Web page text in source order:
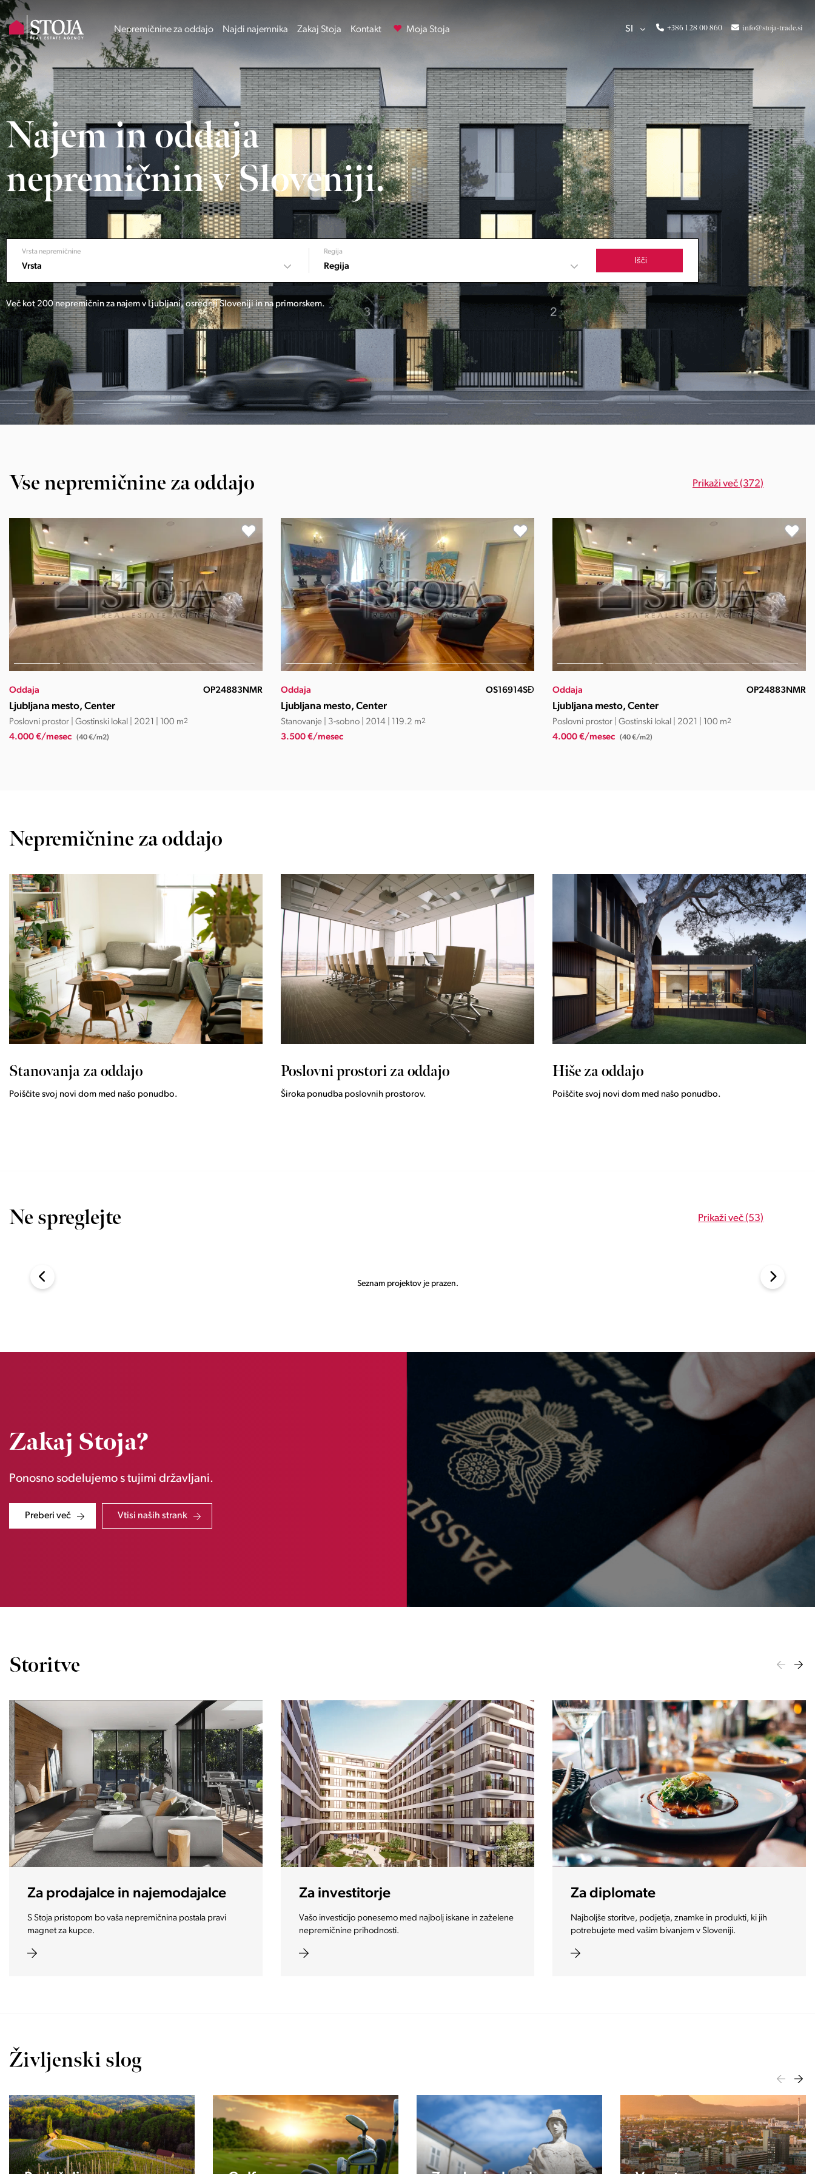
Nepremičnine za oddajo Najdi najemnika Zakaj Stoja Kontakt Moja Stoja SI +386 1 28 00 860 info@stoja-trade.si
Najem in oddaja
nepremičnin v Sloveniji.
Vrsta nepremičnine
Vrsta
Regija
Regija
Išči
Več kot 200 nepremičnin za najem v Ljubljani, osrednji Sloveniji in na primorskem.
Vse nepremičnine za oddajo Prikaži več (372)
Oddaja OS16914SĐ
Ljubljana mesto, Center
Stanovanje | 3-sobno | 2014 | 119.2 m2
3.500 €/mesec
Oddaja OP24883NMR
Ljubljana mesto, Center
Poslovni prostor | Gostinski lokal | 2021 | 100 m
4.000 €/mesec
Oddaja OS16914SĐ
Ljubljana mesto, Center
Stanovanje | 3-sobno | 2014 | 119.2 m2
3.500 €/mesec
Nepremičnine za oddajo
Stanovanja za oddajo
Poiščite svoj novi dom med našo ponudbo.
Poslovni prostori za oddajo
Široka ponudba poslovnih prostorov.
Hiše za oddajo
Poiščite svoj novi dom med našo ponudbo.
Ne spreglejte Prikaži več (53)
Seznam projektov je prazen.
Zakaj Stoja?
Ponosno sodelujemo s tujimi državljani.
Preberi več Vtisi naših strank
Storitve
Za investitorje
Vašo investicijo ponesemo med najbolj iskane in zaželene
nepremičnine prihodnosti.
Za diplomate
Najboljše storitve, podjetja, znamke in produkti, ki jih
potrebujete med vašim bivanjem v Sloveniji.
Stoja asistenca doma
S pomočjo izbranih partnerjev vam na enem mestu
ponujamo vse kar potrebujete na področju nepremičnin.
Življenski slog